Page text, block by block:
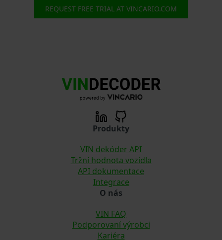
REQUEST FREE TRIAL AT VINCARIO.COM
Produkty
VIN dekóder API
Tržní hodnota vozidla
API dokumentace
Integrace
O nás
VIN FAQ
Podporovaní výrobci
Kariéra